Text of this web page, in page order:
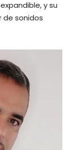
y su
sonidos